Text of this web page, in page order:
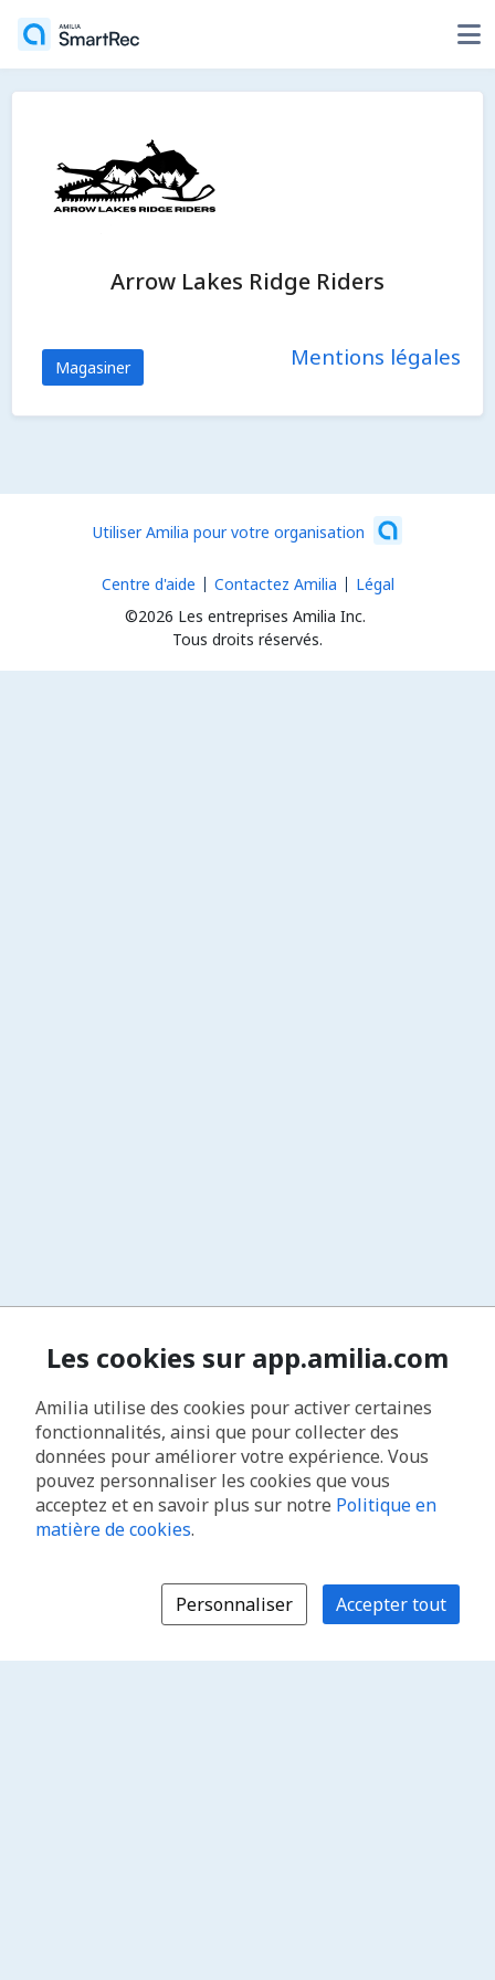
Arrow Lakes Ridge Riders
Magasiner Mentions légales
Utiliser Amilia pour votre organisation
©2026 Les entreprises Amilia Inc.
Tous droits réservés.
Centre d'aide Contactez Amilia Légal
Les cookies sur app.amilia.com
Amilia utilise des cookies pour activer certaines
fonctionnalités, ainsi que pour collecter des
données pour améliorer votre expérience. Vous
pouvez personnaliser les cookies que vous
acceptez et en savoir plus sur notre Politique en
matière de cookies.
Personnaliser Accepter tout